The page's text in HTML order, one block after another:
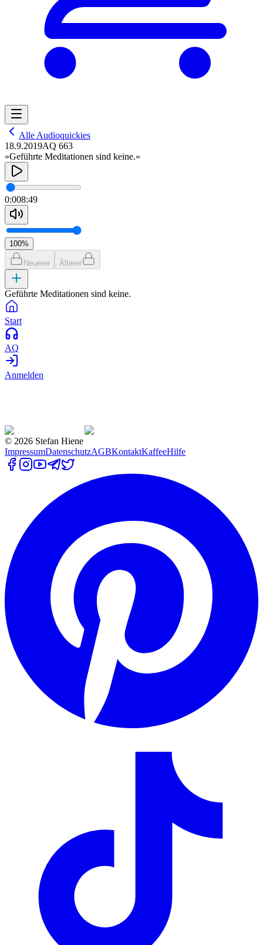
Alle Audioquickies
18.9.2019AQ 663
»Geführte Meditationen sind keine.«
0:008:49
100%
Neuerer Älterer
Geführte Meditationen sind keine.
Start
AQ
Anmelden
© 2026 Stefan Hiene
ImpressumDatenschutzAGBKontaktKaffeeHilfe